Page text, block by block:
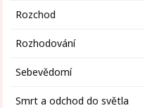
Rozchod
Rozhodování
Sebevědomí
Smrt a odchod do světla